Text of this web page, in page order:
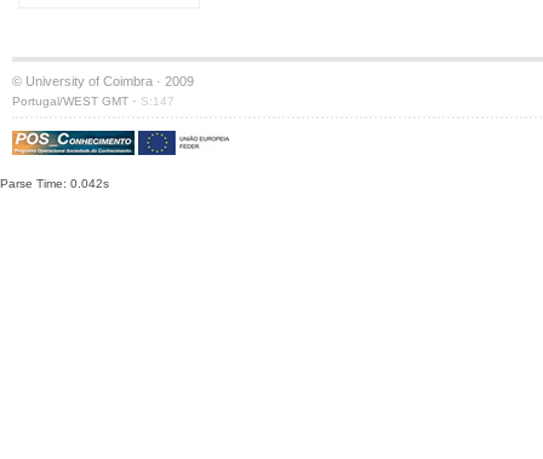
© University of Coimbra · 2009
Portugal/WEST GMT · S:147
Parse Time: 0.042s